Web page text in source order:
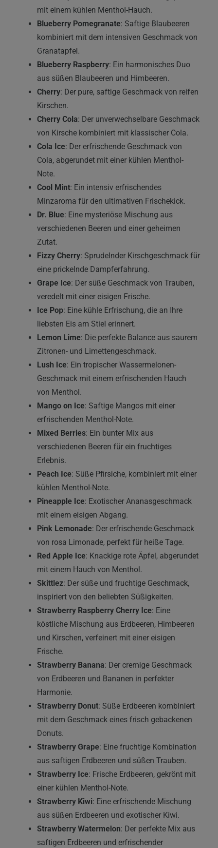
mit einem kühlen Menthol-Hauch.
Blueberry Pomegranate: Saftige Blaubeeren
kombiniert mit dem intensiven Geschmack von
Granatapfel.
Blueberry Raspberry: Ein harmonisches Duo
aus süßen Blaubeeren und Himbeeren.
Cherry: Der pure, saftige Geschmack von reifen
Kirschen.
Cherry Cola: Der unverwechselbare Geschmack
von Kirsche kombiniert mit klassischer Cola.
Cola Ice: Der erfrischende Geschmack von
Cola, abgerundet mit einer kühlen Menthol-
Note.
Cool Mint: Ein intensiv erfrischendes
Minzaroma für den ultimativen Frischekick.
Dr. Blue: Eine mysteriöse Mischung aus
verschiedenen Beeren und einer geheimen
Zutat.
Fizzy Cherry: Sprudelnder Kirschgeschmack für
eine prickelnde Dampferfahrung.
Grape Ice: Der süße Geschmack von Trauben,
veredelt mit einer eisigen Frische.
Ice Pop: Eine kühle Erfrischung, die an Ihre
liebsten Eis am Stiel erinnert.
Lemon Lime: Die perfekte Balance aus saurem
Zitronen- und Limettengeschmack.
Lush Ice: Ein tropischer Wassermelonen-
Geschmack mit einem erfrischenden Hauch
von Menthol.
Mango on Ice: Saftige Mangos mit einer
erfrischenden Menthol-Note.
Mixed Berries: Ein bunter Mix aus
verschiedenen Beeren für ein fruchtiges
Erlebnis.
Peach Ice: Süße Pfirsiche, kombiniert mit einer
kühlen Menthol-Note.
Pineapple Ice: Exotischer Ananasgeschmack
mit einem eisigen Abgang.
Pink Lemonade: Der erfrischende Geschmack
von rosa Limonade, perfekt für heiße Tage.
Red Apple Ice: Knackige rote Äpfel, abgerundet
mit einem Hauch von Menthol.
Skittlez: Der süße und fruchtige Geschmack,
inspiriert von den beliebten Süßigkeiten.
Strawberry Raspberry Cherry Ice: Eine
köstliche Mischung aus Erdbeeren, Himbeeren
und Kirschen, verfeinert mit einer eisigen
Frische.
Strawberry Banana: Der cremige Geschmack
von Erdbeeren und Bananen in perfekter
Harmonie.
Strawberry Donut: Süße Erdbeeren kombiniert
mit dem Geschmack eines frisch gebackenen
Donuts.
Strawberry Grape: Eine fruchtige Kombination
aus saftigen Erdbeeren und süßen Trauben.
Strawberry Ice: Frische Erdbeeren, gekrönt mit
einer kühlen Menthol-Note.
Strawberry Kiwi: Eine erfrischende Mischung
aus süßen Erdbeeren und exotischer Kiwi.
Strawberry Watermelon: Der perfekte Mix aus
saftigen Erdbeeren und erfrischender